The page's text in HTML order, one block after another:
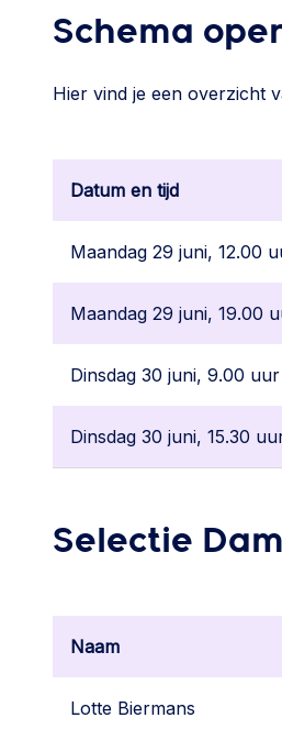
Schema
Hier vind je een overzicht
Datum en tijd
Maandag 29 juni, 12.00
Maandag 29 juni, 19.00
Dinsdag 30 juni, 9.00 uur
Dinsdag 30 juni, 15.30
Selectie
Naam
Lotte Biermans